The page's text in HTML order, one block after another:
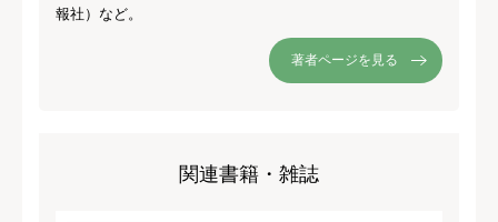
報社）など。
著者ページを見る
関連書籍・雑誌